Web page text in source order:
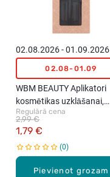
Pievienot grozam
02.08.2026 - 01.09.2026
02.08-01.09
WBM BEAUTY Aplikatori
kosmētikas uzklāšanai,
10gab.
Regulārā cena
1,79 €
2,99 €
0